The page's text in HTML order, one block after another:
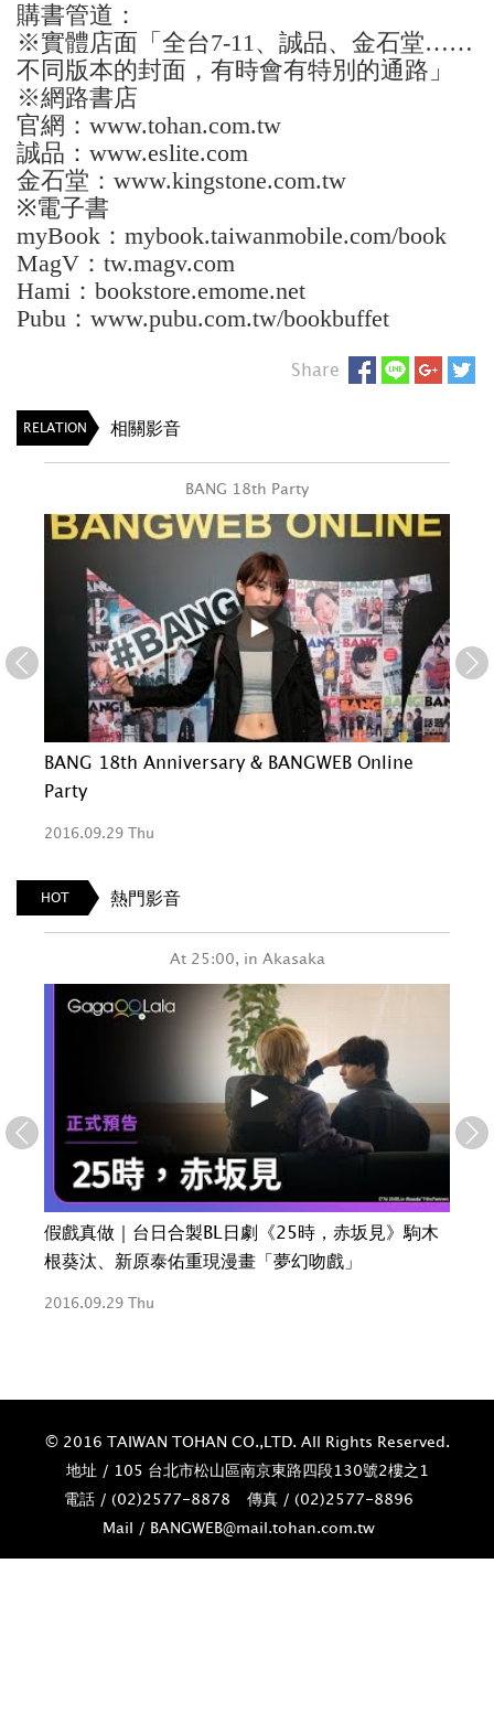
購書管道：
※實體店面「全台7-11、誠品、金石堂……
不同版本的封面，有時會有特別的通­­路」
※網路書店
官網：www.tohan.com.tw
誠品：www.eslite.com
金石堂：www.kingstone.com.tw
※電子書
myBook：mybook.taiwanmobile.com/book
MagV：tw.magv.com
Hami：bookstore.emome.net
Pubu：www.pubu.com.tw/bookbuffet
Share
RELATION 相關影音
BANG 18th Party
BANG 18th Anniversary & BANGWEB Online
Party
2016.09.29 Thu
HOT 熱門影音
At 25:00, in Akasaka
假戲真做｜台日合製BL日劇《25時，赤坂見》駒木
根葵汰、新原泰佑重現漫畫「夢幻吻戲」
2016.09.29 Thu
© 2016 TAIWAN TOHAN CO.,LTD. All Rights Reserved.
地址 / 105 台北市松山區南京東路四段130號2樓之1
電話 / (02)­2577-8878
傳真 / (02)­2577-8896
Mail / BANGWEB@mail.tohan.com.tw